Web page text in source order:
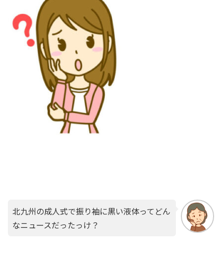
北九州の成人式で振り袖に黒い液体ってどん
なニュースだったっけ？